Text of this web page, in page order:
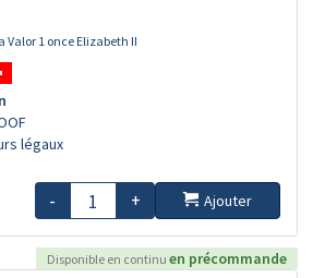
Valor 1 once Elizabeth II
légaux
- + Ajouter
Disponible en continu en précommande